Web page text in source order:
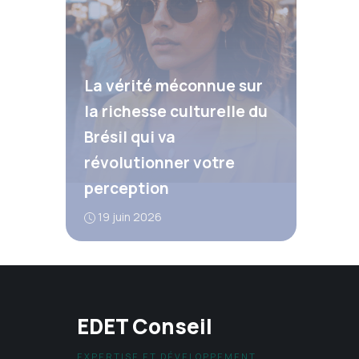
La vérité méconnue sur
la richesse culturelle du
Brésil qui va
révolutionner votre
perception
19 juin 2026
EDET Conseil
EXPERTISE ET DÉVELOPPEMENT